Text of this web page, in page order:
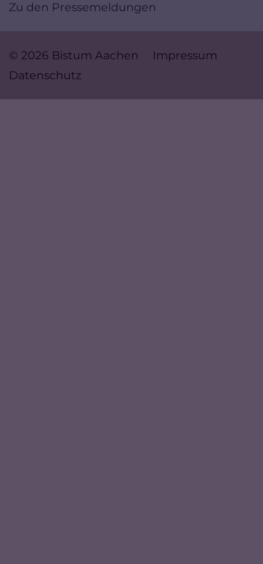
Zu den Pressemeldungen
© 2026 Bistum Aachen
Impressum
Datenschutz